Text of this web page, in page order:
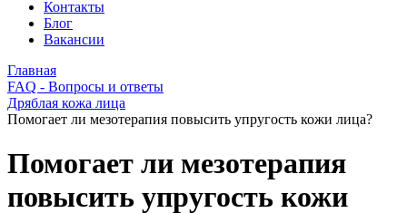
Контакты
Блог
Вакансии
Главная
FAQ - Вопросы и ответы
Дряблая кожа лица
Помогает ли мезотерапия повысить упругость кожи лица?
Помогает ли мезотерапия
повысить упругость кожи